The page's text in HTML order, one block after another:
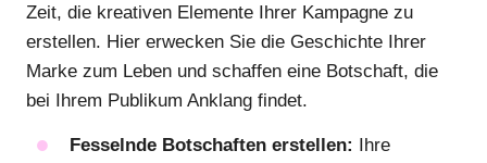
Zeit, die kreativen Elemente Ihrer Kampagne zu
erstellen. Hier erwecken Sie die Geschichte Ihrer
Marke zum Leben und schaffen eine Botschaft, die
bei Ihrem Publikum Anklang findet.
Fesselnde Botschaften erstellen: Ihre